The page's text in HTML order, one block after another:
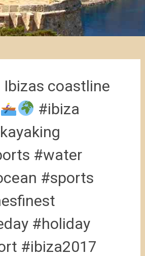
Ibizas coastline
#ibiza
#water
#sports
#holiday
#ibiza2017